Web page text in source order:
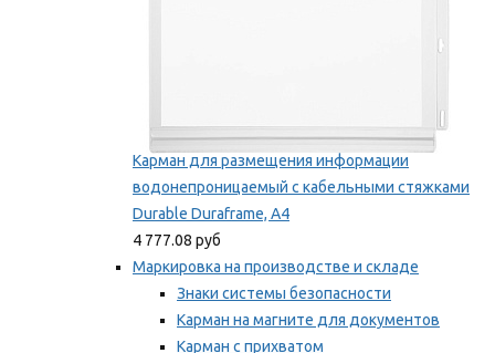
Карман для размещения информации
водонепроницаемый с кабельными стяжками
Durable Duraframe, А4
4 777.08 руб
Маркировка на производстве и складе
Знаки системы безопасности
Карман на магните для документов
Карман с прихватом